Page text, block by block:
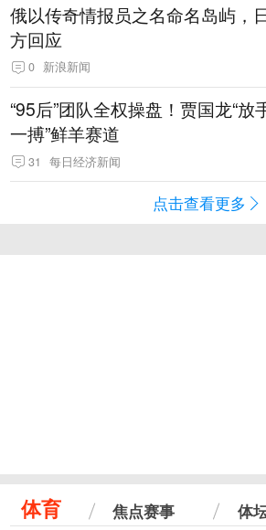
俄以传奇情报员之名命名岛屿，
方回应
0 新浪新闻
“95后”团队全权操盘！贾国龙“放
一搏”鲜羊赛道
31 每日经济新闻
点击查看更多
体育 焦点赛事 体